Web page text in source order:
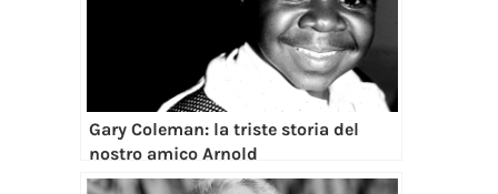
Gary Coleman: la triste storia del
nostro amico Arnold